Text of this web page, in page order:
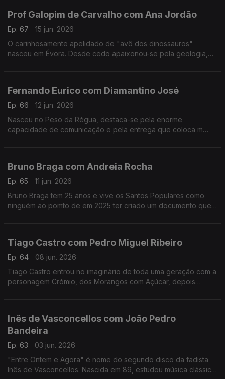
Prof Galopim de Carvalho com Ana Jordão
Ep. 67
15 jun. 2026
O carinhosamente apelidado de "avô dos dinossauros"
nasceu em Évora. Desde cedo apaixonou-se pela geologia,
Fernando Eurico com Diamantino José
Ep. 66
12 jun. 2026
Nasceu no Peso da Régua, destaca-se pela enorme
capacidade de comunicação e pela entrega que coloca m
Bruno Braga com Andreia Rocha
Ep. 65
11 jun. 2026
Bruno Braga tem 25 anos e vive os Santos Populares como
ninguém ao pomto de em 2025 ter criado um documento que
Tiago Castro com Pedro Miguel Ribeiro
Ep. 64
08 jun. 2026
Tiago Castro entrou no imaginário de toda uma geração com a
personagem Crómio, dos Morangos com Açúcar, depois
Inês de Vasconcellos com João Pedro
Bandeira
Ep. 63
03 jun. 2026
"Entre Ontem e Agora" é nome do segundo disco da fadista
Inês de Vasconcellos. Nascida em 89, estudou música clássica,